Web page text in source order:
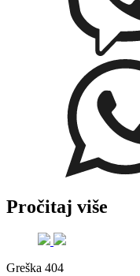
Pročitaj više
Greška 404